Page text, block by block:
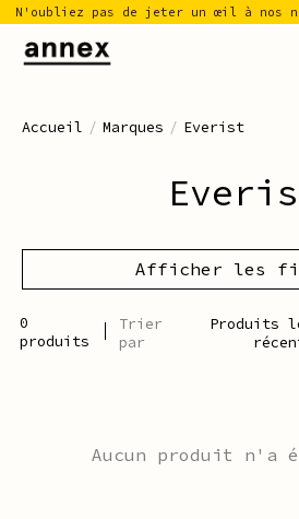
N'oubliez pas de jeter un œil à nos
Accueil / Marques / Everist
Afficher les
0
produits
Trier
par
Produits
Aucun produit n'a